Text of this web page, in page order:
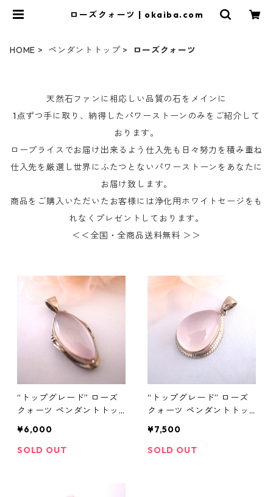
ローズクォーツ | okaiba.com
HOME ペンダントトップ ローズクォーツ
天然石ファンに相応しい品質の石をメインに
1点ずつ手に取り、納得したパワーストーンのみをご紹介して
おります。
ロープライスでお届け出来るよう仕入先も日々努力を積み重ね
仕入先を厳選し世界にふたつとないパワーストーンをあなたに
お届け致します。
商品をご購入いただいたお客様には浄化用ホワイトセージをも
れなくプレゼントしております。
＜＜全国・全商品送料無料 ＞＞
“トップグレード” ローズ
クォーツ ペンダントトッ
¥6,000
SOLD OUT
“トップグレード” ローズ
クォーツ ペンダントトッ
¥7,500
SOLD OUT